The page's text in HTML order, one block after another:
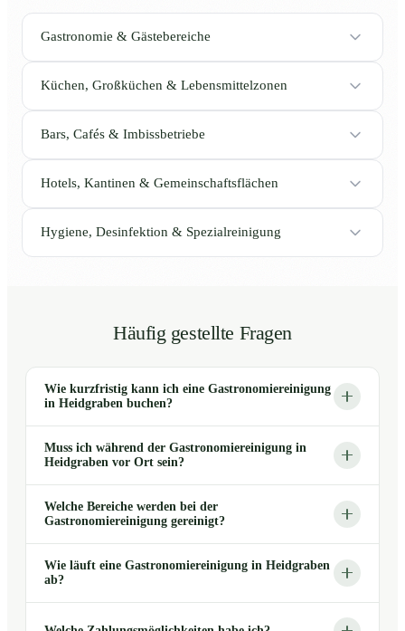
Gastronomie & Gästebereiche
Küchen, Großküchen & Lebensmittelzonen
Bars, Cafés & Imbissbetriebe
Hotels, Kantinen & Gemeinschaftsflächen
Hygiene, Desinfektion & Spezialreinigung
Häufig gestellte Fragen
Wie kurzfristig kann ich eine Gastronomiereinigung
in Heidgraben buchen?
Muss ich während der Gastronomiereinigung in
Heidgraben vor Ort sein?
Welche Bereiche werden bei der
Gastronomiereinigung gereinigt?
Wie läuft eine Gastronomiereinigung in Heidgraben
ab?